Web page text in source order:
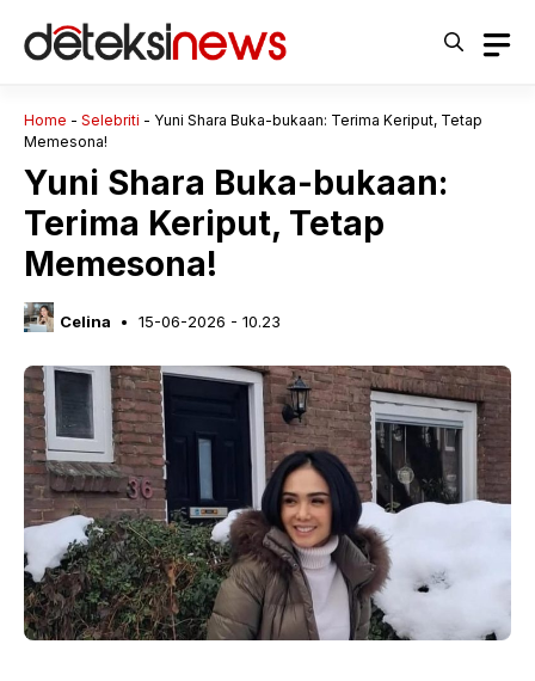
Home - Selebriti - Yuni Shara Buka-bukaan: Terima Keriput, Tetap
Memesona!
Yuni Shara Buka-bukaan:
Terima Keriput, Tetap
Memesona!
Celina 15-06-2026 - 10.23